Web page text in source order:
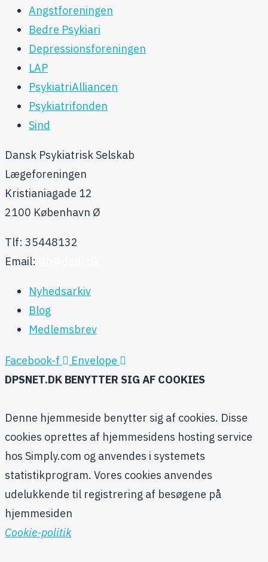
Angstforeningen
Bedre Psykiari
Depressionsforeningen
LAP
PsykiatriAlliancen
Psykiatrifonden
Sind
Dansk Psykiatrisk Selskab
Lægeforeningen
Kristianiagade 12
2100 København Ø
Tlf: 35448132
Email:
Nyhedsarkiv
Blog
Medlemsbrev
Facebook-f
Envelope
DPSNET.DK BENYTTER SIG AF COOKIES
Denne hjemmeside benytter sig af cookies. Disse
cookies oprettes af hjemmesidens hosting service
hos Simply.com og anvendes i systemets
statistikprogram. Vores cookies anvendes
udelukkende til registrering af besøgene på
hjemmesiden
Cookie-politik